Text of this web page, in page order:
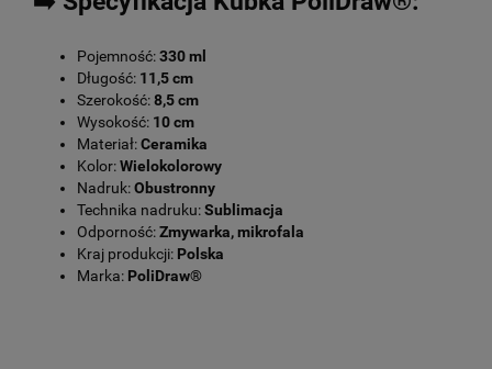
Pojemność:330 ml
Długość: 11,5 cm
Szerokość:8,5 cm
Wysokość: 10 cm
Materiał:Ceramika
Kolor:Wielokolorowy
Nadruk:Obustronny
Technika nadruku:Sublimacja
Odporność:Zmywarka, mikrofala
Kraj produkcji: Polska
Marka: PoliDraw®